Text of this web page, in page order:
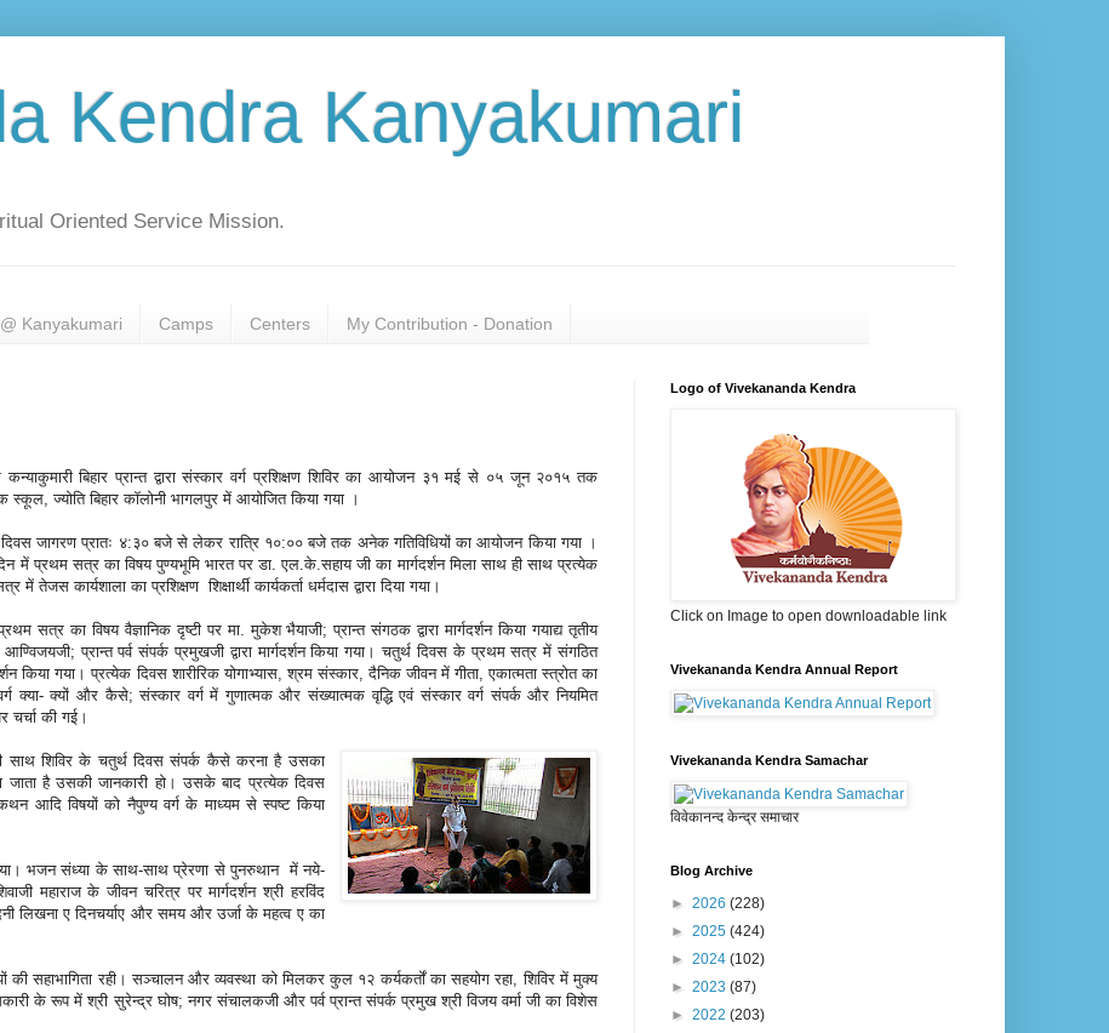
Kendra Kanyakumari
Oriented Service Mission.
Kanyakumari Camps Centers My Contribution - Donation
कन्याकुमारी बिहार प्रान्त द्वारा संस्कार वर्ग प्रशिक्षण शिविर का आयोजन ३१ मई से ०५ जून २०१५ तक
स्कूल, ज्योति बिहार कॉलोनी भागलपुर में आयोजित किया गया ।
दिवस जागरण प्रातः ४:३० बजे से लेकर रात्रि १०:०० बजे तक अनेक गतिविधियों का आयोजन किया गया ।
में प्रथम सत्र का विषय पुण्यभूमि भारत पर डा. एल.के.सहाय जी का मार्गदर्शन मिला साथ ही साथ प्रत्येक
में तेजस कार्यशाला का प्रशिक्षण शिक्षार्थी कार्यकर्ता धर्मदास द्वारा दिया गया।
सत्र का विषय वैज्ञानिक दृष्टी पर मा. मुकेश भैयाजी; प्रान्त संगठक द्वारा मार्गदर्शन किया गयाद्य तृतीय
प्रान्त पर्व संपर्क प्रमुखजी द्वारा मार्गदर्शन किया गया। चतुर्थ दिवस के प्रथम सत्र में संगठित
किया गया। प्रत्येक दिवस शारीरिक योगाभ्यास, श्रम संस्कार, दैनिक जीवन में गीता, एकात्मता स्त्रोत का
क्या- क्यों और कैसे; संस्कार वर्ग में गुणात्मक और संख्यात्मक वृद्धि एवं संस्कार वर्ग संपर्क और नियमित
चर्चा की गई।
ही साथ शिविर के चतुर्थ दिवस संपर्क कैसे करना है उसका
जाता है उसकी जानकारी हो। उसके बाद प्रत्येक दिवस
आदि विषयों को नैपुण्य वर्ग के माध्यम से स्पष्ट किया
भजन संध्या के साथ-साथ प्रेरणा से पुनरुथान में नये-
महाराज के जीवन चरित्र पर मार्गदर्शन श्री हरविंद
लिखना ए दिनचर्याए और समय और उर्जा के महत्व ए का
सहाभागिता रही। सञ्चालन और व्यवस्था को मिलकर कुल १२ कर्यकर्तों का सहयोग रहा, शिविर में मुक्य
के रूप में श्री सुरेन्द्र घोष; नगर संचालकजी और पर्व प्रान्त संपर्क प्रमुख श्री विजय वर्मा जी का विशेस
Logo of Vivekananda Kendra
Click on Image to open downloadable link
Vivekananda Kendra Annual Report
Vivekananda Kendra Samachar
विवेकानन्द केन्द्र समाचार
Blog Archive
► 2026 (228)
► 2025 (424)
► 2024 (102)
► 2023 (87)
► 2022 (203)